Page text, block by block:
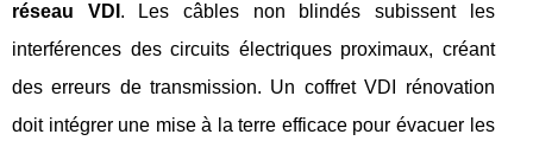
réseau VDI . Les câbles non blindés subissent les
interférences des circuits électriques proximaux, créant
des erreurs de transmission. Un coffret VDI rénovation
doit intégrer une mise à la terre efficace pour évacuer les